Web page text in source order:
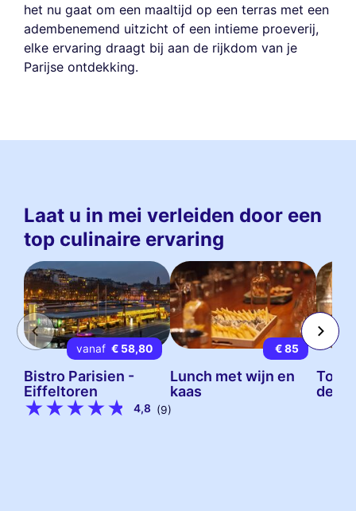
het nu gaat om een maaltijd op een terras met een
adembenemend uitzicht of een intieme proeverij,
elke ervaring draagt bij aan de rijkdom van je
Parijse ontdekking.
Laat u in mei verleiden door een
top culinaire ervaring
vanaf € 58,80
Bistro Parisien -
Eiffeltoren
4,8 (9)
€ 85
Lunch met wijn en
kaas
Tour
de